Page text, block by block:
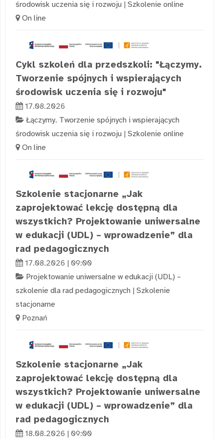
środowisk uczenia się i rozwoju | Szkolenie online
On line
Cykl szkoleń dla przedszkoli: "Łączymy.
Tworzenie spójnych i wspierających
środowisk uczenia się i rozwoju"
17.08.2026
Łączymy. Tworzenie spójnych i wspierających
środowisk uczenia się i rozwoju | Szkolenie online
On line
Szkolenie stacjonarne „Jak
zaprojektować lekcję dostępną dla
wszystkich? Projektowanie uniwersalne
w edukacji (UDL) – wprowadzenie” dla
rad pedagogicznych
17.08.2026 | 09:00
Projektowanie uniwersalne w edukacji (UDL) –
szkolenie dla rad pedagogicznych | Szkolenie
stacjonarne
Poznań
Szkolenie stacjonarne „Jak
zaprojektować lekcję dostępną dla
wszystkich? Projektowanie uniwersalne
w edukacji (UDL) – wprowadzenie” dla
rad pedagogicznych
18.08.2026 | 09:00